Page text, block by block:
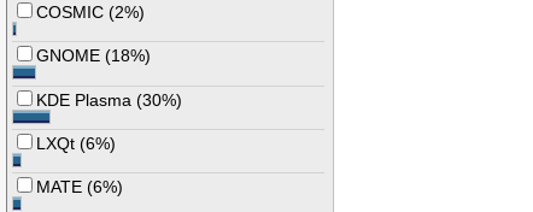
COSMIC (2%)
GNOME (18%)
KDE Plasma (30%)
LXQt (6%)
MATE (6%)